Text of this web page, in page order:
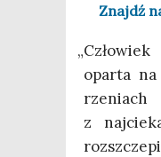
Znajdź
„
opar­ta
rze­niach
z